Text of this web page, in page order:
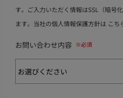
す。ご入力いただく情報はSSL（暗号
ます。当社の個人情報保護方針は こち
お問い合わせ内容